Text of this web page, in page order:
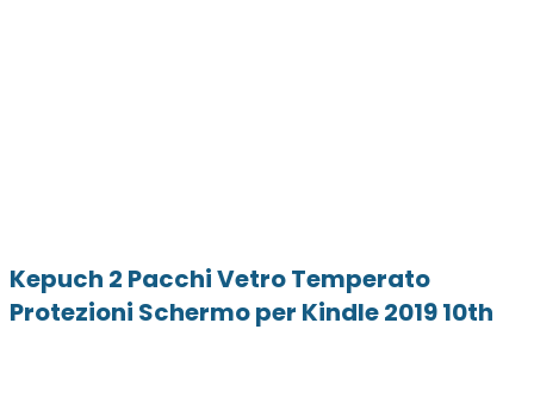
Kepuch 2 Pacchi Vetro Temperato
Protezioni Schermo per Kindle 2019 10th